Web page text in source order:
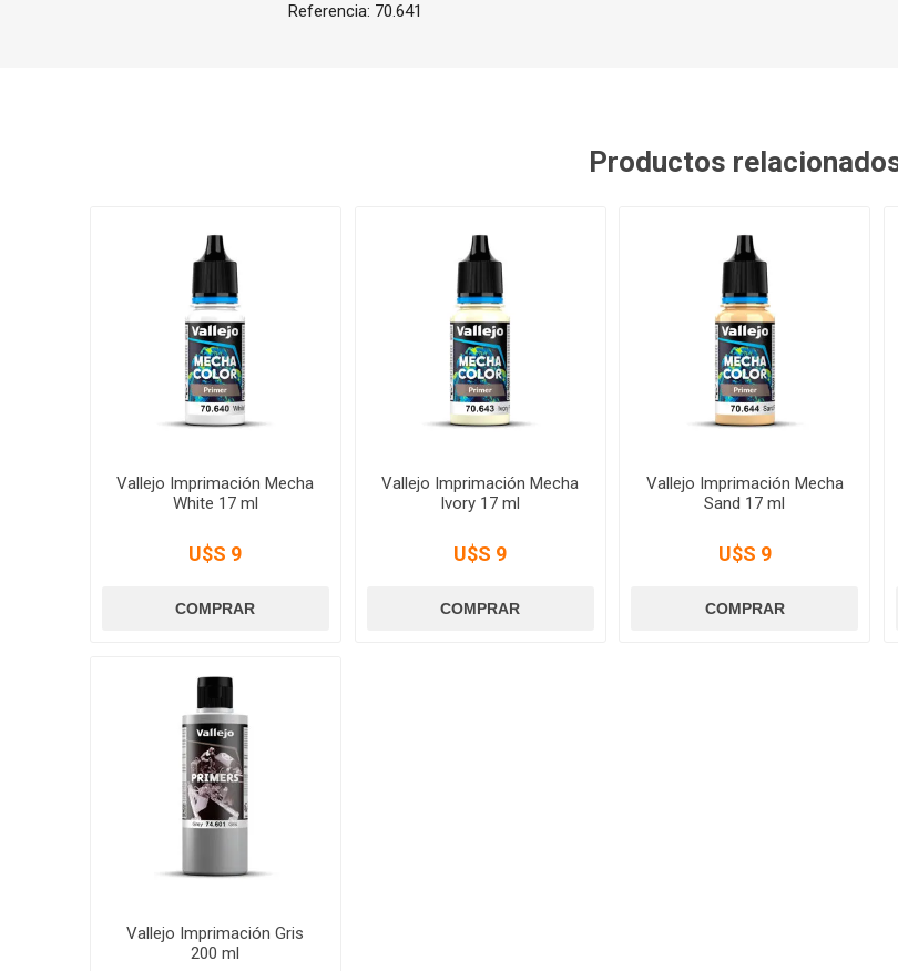
Referencia: 70.641
Productos
Vallejo Imprimación Mecha
White 17 ml
U$S 9
Vallejo Imprimación Mecha
Ivory 17 ml
U$S 9
Vallejo Imprimación Mecha
Sand 17 ml
U$S 9
Vallejo Imprimación Gris
200 ml